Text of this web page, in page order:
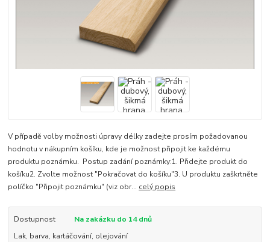
V případě volby možnosti úpravy délky zadejte prosím požadovanou
hodnotu v nákupním košíku, kde je možnost připojit ke každému
produktu poznámku. Postup zadání poznámky:1. Přidejte produkt do
košíku2. Zvolte možnost "Pokračovat do košíku"3. U produktu zaškrtněte
políčko "Připojit poznámku" (viz obr... celý popis
Dostupnost
Na zakázku do 14 dnů
Lak, barva, kartáčování, olejování